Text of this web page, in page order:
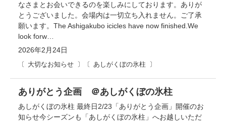
2026年2月24日
大切なお知らせ あしがくぼの氷柱
なさまとお会いできるのを楽しみにしております。ありが
とうございました。会場内は一切立ち入れません。ご了承
願います。The Ashigakubo icicles have now finished.We
look forw…
ありがとう企画 ＠あしがくぼの氷柱
あしがくぼの氷柱 最終日2/23「ありがとう企画」開催のお
知らせ今シーズンも「あしがくぼの氷柱」へお越しいただ